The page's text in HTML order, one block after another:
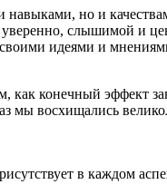
но и
уверенно, слышимой и
идеями и
как конечный эффект
мы восхищались
в каждом